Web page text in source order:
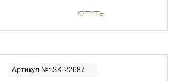
КУПИТЬ
Артикул №: SK-22687